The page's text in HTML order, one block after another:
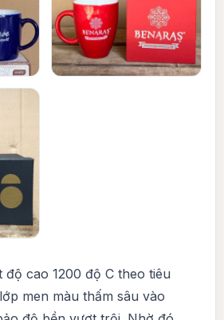
cao 1200 độ C theo tiêu
men màu thấm sâu vào